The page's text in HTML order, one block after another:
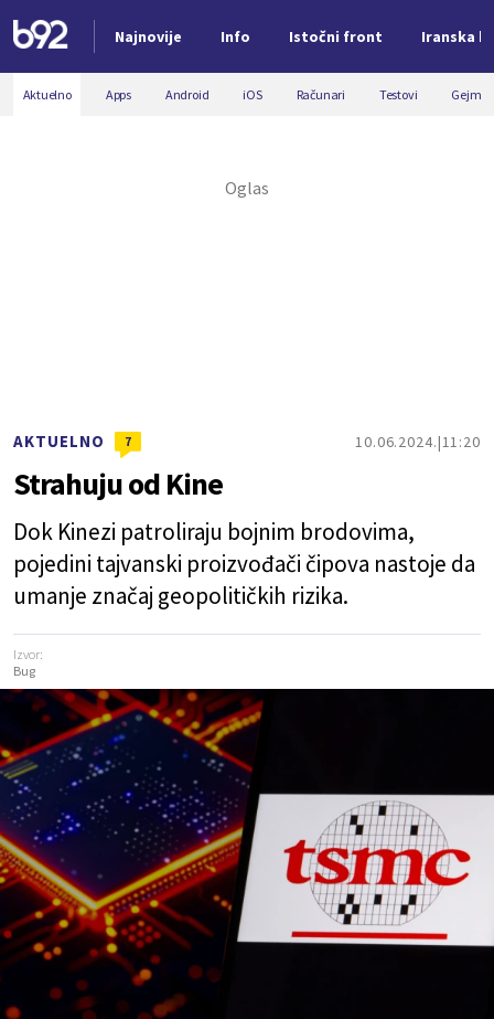
Najnovije Info Istočni front Iranska
Nova vest
Aktuelno Apps Android iOS Računari Testovi
AKTUELNO 7 10.06.2024. 11:20
Strahuju od Kine
Dok Kinezi patroliraju bojnim brodovima,
pojedini tajvanski proizvođači čipova nastoje da
umanje značaj geopolitičkih rizika.
Izvor:
Bug